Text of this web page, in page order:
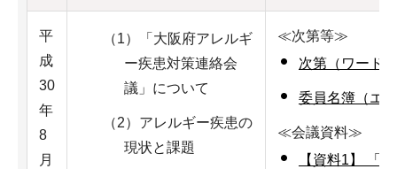
平
成
30
年
8
月
（1）「大阪府アレルギ
ー疾患対策連絡会
議」について
（2）アレルギー疾患の
現状と課題
≪次第等≫
次第（ワード
委員名簿（エ
≪会議資料≫
【資料1】 「